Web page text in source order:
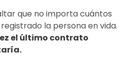
que no importa cuántos
la persona en vida.
el último contrato